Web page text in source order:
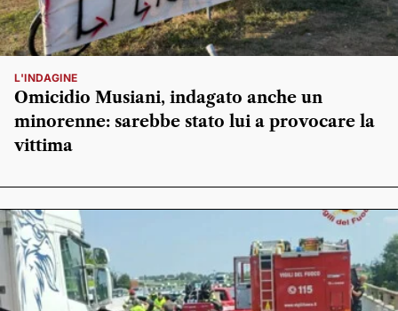
L'INDAGINE
Omicidio Musiani, indagato anche un
minorenne: sarebbe stato lui a provocare la
vittima